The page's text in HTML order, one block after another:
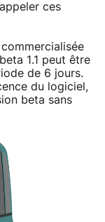
ces
1.1 peut être
de 6 jours.
du logiciel,
beta sans